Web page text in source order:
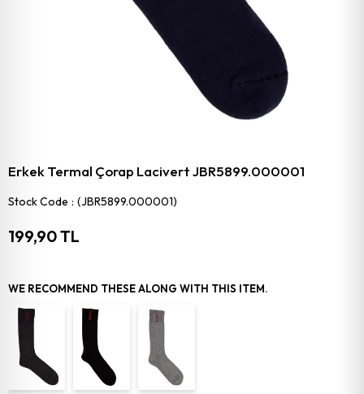
Erkek Termal Çorap Lacivert JBR5899.000001
Stock Code (JBR5899.000001)
199,90 TL
WE RECOMMEND THESE ALONG WITH THIS ITEM.